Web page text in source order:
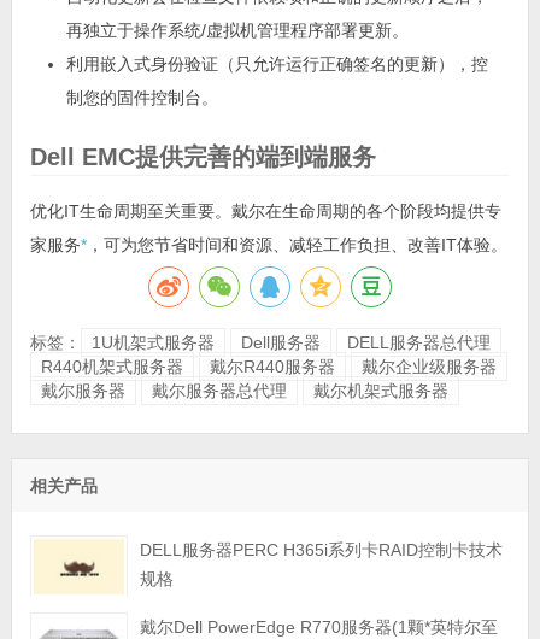
再独立于操作系统/虚拟机管理程序部署更新。
利用嵌入式身份验证（只允许运行正确签名的更新），控
制您的固件控制台。
Dell EMC提供完善的端到端服务
优化IT生命周期至关重要。戴尔在生命周期的各个阶段均提供专
家服务*，可为您节省时间和资源、减轻工作负担、改善IT体验。
标签： 1U机架式服务器 Dell服务器
DELL服务器总代理
R440机架式服务器
戴尔R440服务器
戴尔企业级服务器
戴尔服务器
戴尔服务器总代理 戴尔机架式服务器
相关产品
DELL服务器PERC H365i系列卡RAID控制卡技术
规格
戴尔Dell PowerEdge R770服务器(1颗*英特尔至